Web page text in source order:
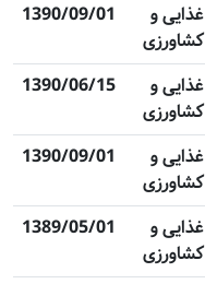
غذایی و
کشاورزی
1390/09/01
غذایی و
کشاورزی
1390/06/15
غذایی و
کشاورزی
1390/09/01
غذایی و
کشاورزی
1389/05/01